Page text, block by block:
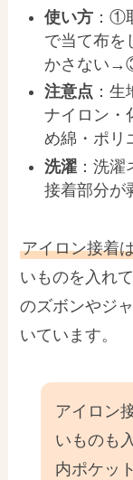
使い方 ：①
で当て布
かさない
注意点 ：
ナイロン・
め綿・ポリ
洗濯 ：洗
接着部分が
アイロン接着
いものを入れ
のズボンやジ
いています。
アイロン
いものも
内ポケッ